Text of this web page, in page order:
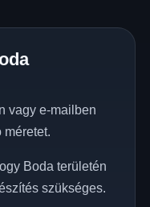
vagy e-mailben
méretet.
Boda területén
szükséges.